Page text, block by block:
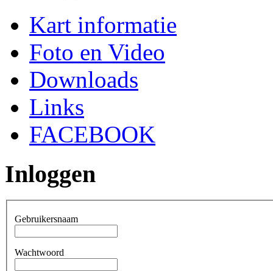
Kart informatie
Foto en Video
Downloads
Links
FACEBOOK
Inloggen
Gebruikersnaam
Wachtwoord